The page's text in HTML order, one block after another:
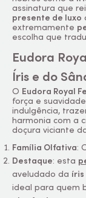
assinatura que
presente de luxo
extremamente
escolha que
Eudora
Íris e do
O Eudora Royal
força e
indulgência,
harmonia com a
doçura viciante
Família Olfativa:
Destaque: esta
aveludado da íris
ideal para quem